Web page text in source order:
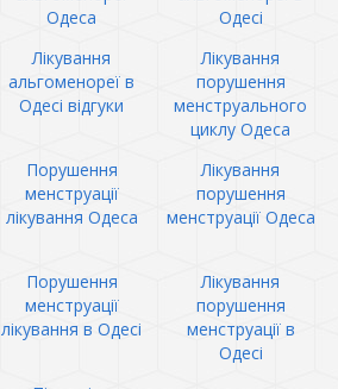
Одеса
Одесі
Лікування
альгоменореї в
Одесі відгуки
Лікування
порушення
менструального
циклу Одеса
Порушення
менструації
лікування Одеса
Лікування
порушення
менструації Одеса
Порушення
менструації
лікування в Одесі
Лікування
порушення
менструації в
Одесі